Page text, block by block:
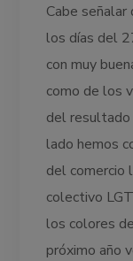
Cabe señalar
los días del
con muy
como de los
del resultado
lado hemos
del comercio
colectivo
los colores
próximo año